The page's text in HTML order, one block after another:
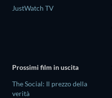
JustWatch TV
Prossimi film in uscita
The Social: Il prezzo della
verità